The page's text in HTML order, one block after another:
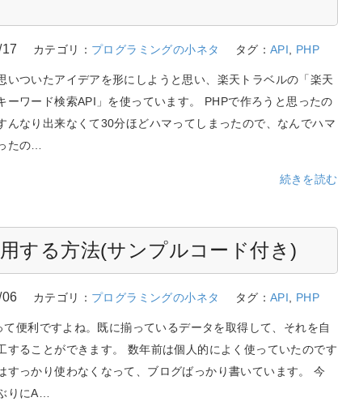
カテゴリ： プログラミングの小ネタ タグ： API PHP
いついたアイデアを形にしようと思い、楽天トラベルの「楽天
ーワード検索API」を使っています。 PHPで作ろうと思ったの
んなり出来なくて30分ほどハマってしまったので、なんでハマ
たの…
続きを読む
する方法(サンプルコード付き)
カテゴリ： プログラミングの小ネタ タグ： API PHP
て便利ですよね。既に揃っているデータを取得して、それを自
することができます。 数年前は個人的によく使っていたのです
すっかり使わなくなって、ブログばっかり書いています。 今
りにA…